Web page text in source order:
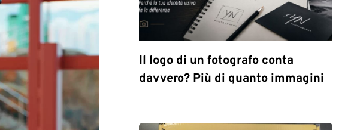
Il logo di un fotografo conta
davvero? Più di quanto immagini